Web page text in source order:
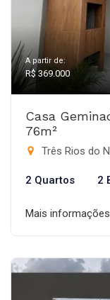
A partir de:
R$ 369.000
Casa
76m²
Três Rios do
2 Quartos 2
Mais informações